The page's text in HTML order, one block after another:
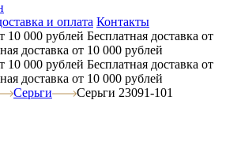
и оплата Контакты
10 000 рублей Бесплатная доставка от
доставка от 10 000 рублей
10 000 рублей Бесплатная доставка от
доставка от 10 000 рублей
Серьги Серьги 23091-101